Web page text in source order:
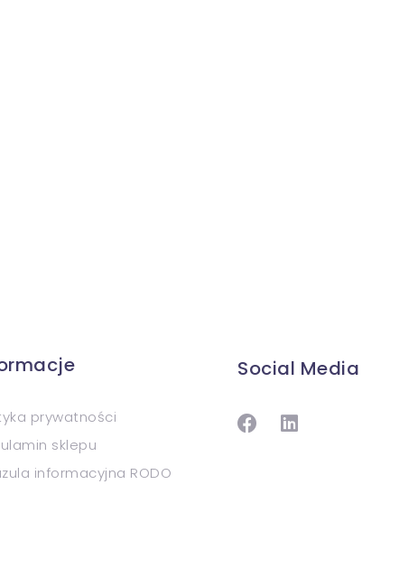
prywatności
sklepu
informacyjna RODO
Social Media